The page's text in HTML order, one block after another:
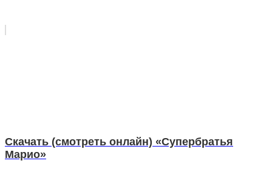
Скачать (смотреть онлайн) «Супербратья
Марио»